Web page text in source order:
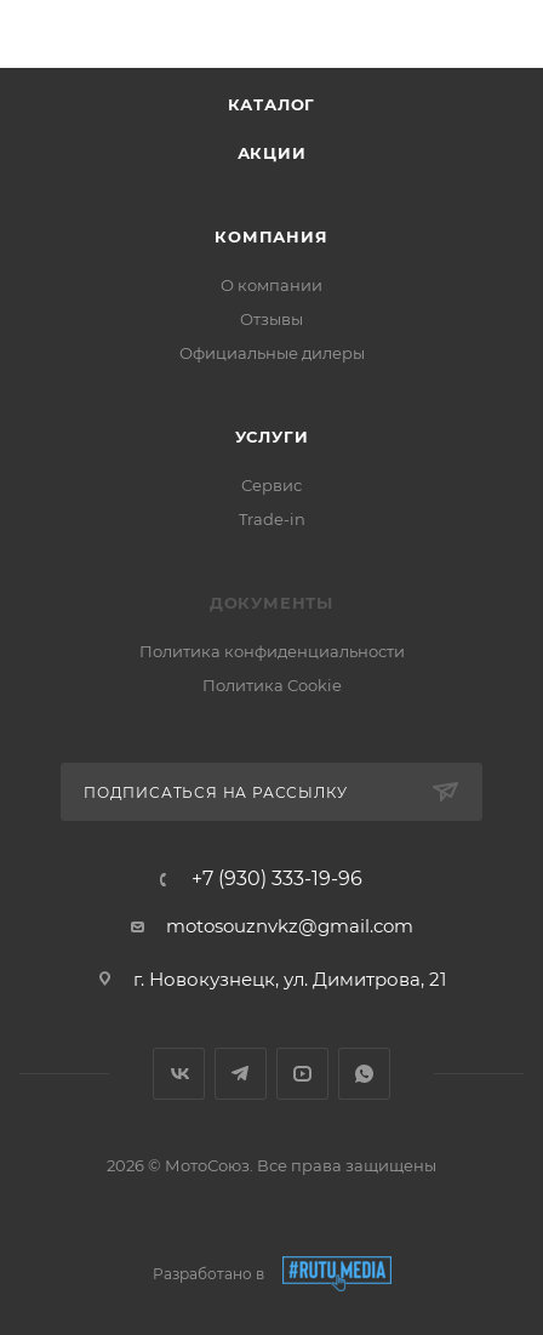
КАТАЛОГ
АКЦИИ
КОМПАНИЯ
О компании
Отзывы
Официальные дилеры
УСЛУГИ
Сервис
Trade-in
ДОКУМЕНТЫ
Политика конфиденциальности
Политика Cookie
ПОДПИСАТЬСЯ НА РАССЫЛКУ
+7 (930) 333-19-96
motosouznvkz@gmail.com
г. Новокузнецк, ул. Димитрова, 21
2026 © МотоСоюз. Все права защищены
Разработано в